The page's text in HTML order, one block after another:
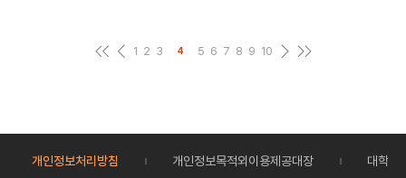
1 2 3 4 5 6 7 8 9 10
개인정보처리방침 개인정보목적외이용제공대장 대학정